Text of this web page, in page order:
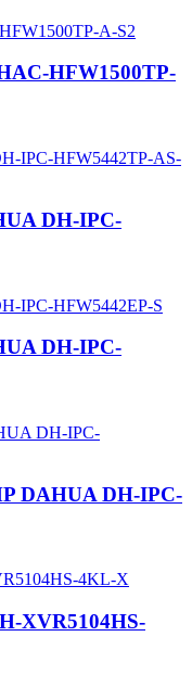
HFW1500TP-
DH-IPC-
DH-IPC-
DAHUA DH-IPC-
XVR5104HS-